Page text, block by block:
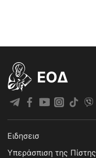
EOΔ
Ειδησεισ
Υπεράσπιση της Πίστης